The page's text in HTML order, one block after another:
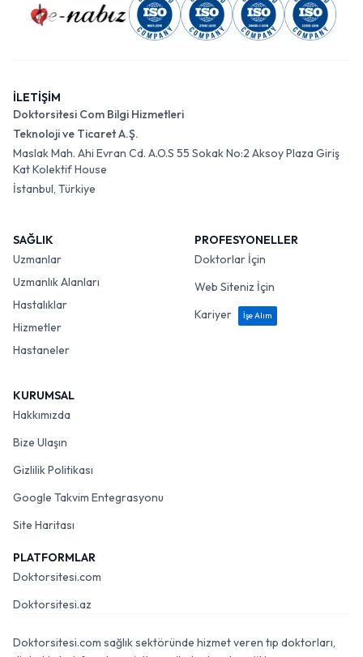
İLETİŞİM
Doktorsitesi Com Bilgi Hizmetleri
Teknoloji ve Ticaret A.Ş.
Maslak Mah. Ahi Evran Cd. A.O.S 55 Sokak No:2 Aksoy Plaza Giriş
Kat Kolektif House
İstanbul, Türkiye
SAĞLIK
Uzmanlar
Uzmanlık Alanları
Hastalıklar
Hizmetler
Hastaneler
PROFESYONELLER
Doktorlar İçin
Web Siteniz İçin
Kariyer
İşe Alım
KURUMSAL
Hakkımızda
Bize Ulaşın
Gizlilik Politikası
Google Takvim Entegrasyonu
Site Haritası
PLATFORMLAR
Doktorsitesi.com
Doktorsitesi.az
Doktorsitesi.com sağlık sektöründe hizmet veren tıp doktorları,